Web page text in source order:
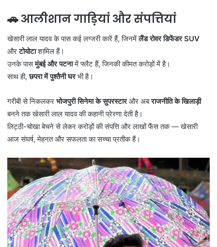
🚗 आलीशान गाड़ियां और संपत्तियां
खेसारी लाल यादव के पास कई लग्जरी कारें हैं, जिनमेंलैंड रोवर डिफेंडर SUV
औरटोयोटाशामिल हैं।
उनके पासमुंबई और पटनामें फ्लैट हैं, जिनकी कीमत करोड़ों में है।
साथ ही,छपरा में पुश्तैनी घरभी है।
गरीबी से निकलकर भोजपुरी सिनेमा के सुपरस्टारऔर अबराजनीति के खिलाड़ी
बनने तक खेसारी लाल यादव की कहानी प्रेरणा देती है।
लिट्ठी-चोखा बेचने से लेकर करोड़ों की संपत्ति और लाखों फैंस तक — खेसारी
आज संघर्ष, मेहनत और सफलता का सच्चा प्रतीक हैं।